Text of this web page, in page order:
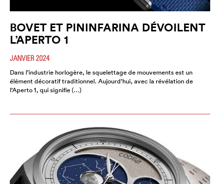
BOVET ET PININFARINA DÉVOILENT
L’APERTO 1
JANVIER 2024
Dans l’industrie horlogère, le squelettage de mouvements est un
élément décoratif traditionnel. Aujourd’hui, avec la révélation de
l’Aperto 1, qui signifie (…)